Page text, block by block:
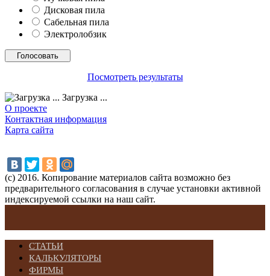
Дисковая пила
Сабельная пила
Электролобзик
Посмотреть результаты
Загрузка ...
О проекте
Контактная информация
Карта сайта
(с) 2016. Копирование материалов сайта возможно без
предварительного согласования в случае установки активной
индексируемой ссылки на наш сайт.
СТАТЬИ
КАЛЬКУЛЯТОРЫ
ФИРМЫ